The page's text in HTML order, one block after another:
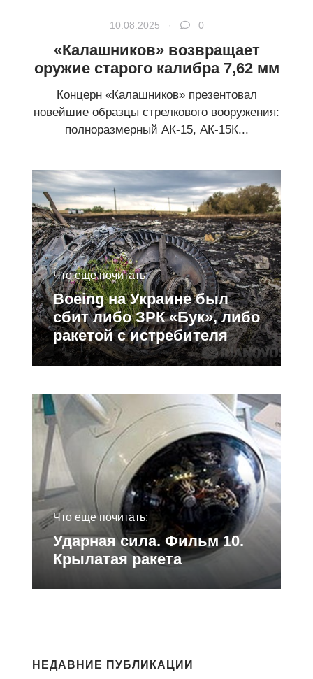
10.08.2025 · 0
«Калашников» возвращает
оружие старого калибра 7,62 мм
Концерн «Калашников» презентовал
новейшие образцы стрелкового вооружения:
полноразмерный АК-15, АК-15К...
Что еще почитать:
Boeing на Украине был
сбит либо ЗРК «Бук», либо
ракетой с истребителя
Что еще почитать:
Ударная сила. Фильм 10.
Крылатая ракета
НЕДАВНИЕ ПУБЛИКАЦИИ